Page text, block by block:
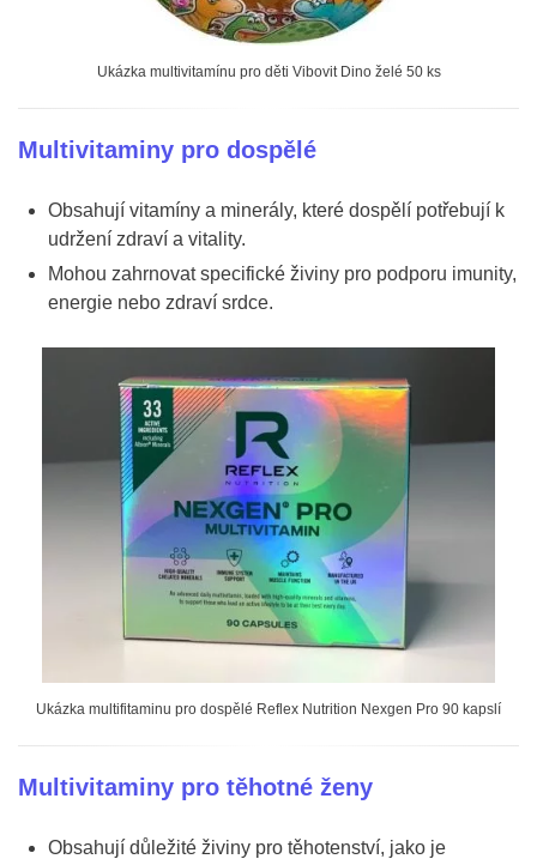
Ukázka multivitamínu pro děti Vibovit Dino želé 50 ks
Multivitaminy pro dospělé
Obsahují vitamíny a minerály, které dospělí potřebují k
udržení zdraví a vitality.
Mohou zahrnovat specifické živiny pro podporu imunity,
energie nebo zdraví srdce.
Ukázka multifitaminu pro dospělé Reflex Nutrition Nexgen Pro 90 kapslí
Multivitaminy pro těhotné ženy
Obsahují důležité živiny pro těhotenství, jako je